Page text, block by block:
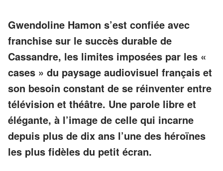
Gwendoline Hamon s’est confiée avec
franchise sur le succès durable de
Cassandre, les limites imposées par les «
cases » du paysage audiovisuel français et
son besoin constant de se réinventer entre
télévision et théâtre. Une parole libre et
élégante, à l’image de celle qui incarne
depuis plus de dix ans l’une des héroïnes
les plus fidèles du petit écran.